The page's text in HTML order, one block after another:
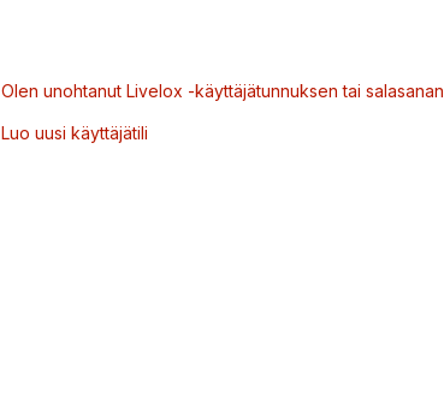
Olen unohtanut Livelox -käyttäjätunnuksen tai salasanan
Luo uusi käyttäjätili